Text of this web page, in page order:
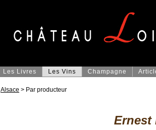
Les Livres Les Vins Champagne
Alsace > Par producteur
Ernest